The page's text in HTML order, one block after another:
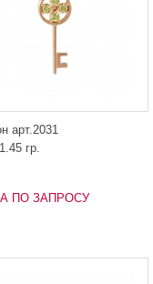
арт.2031
гр.
ПО ЗАПРОСУ